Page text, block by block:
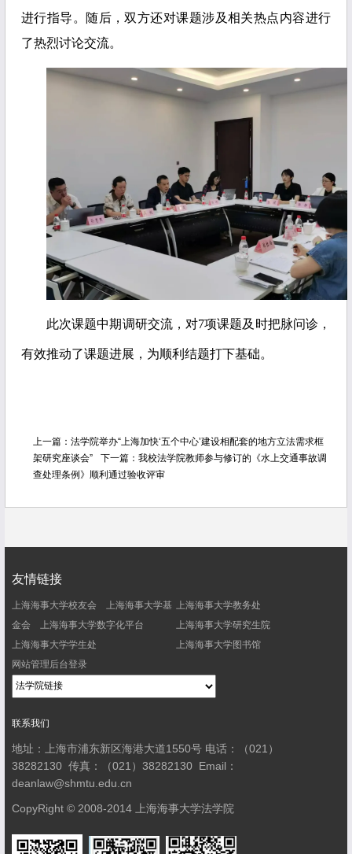
进行指导。随后，双方还对课题涉及相关热点内容进行
了热烈讨论交流。
此次课题中期调研交流，对7项课题及时把脉问诊，
有效推动了课题进展，为顺利结题打下基础。
上一篇： 法学院举办“上海加快‘五个中心’建设相配套的地方立法需求框
架研究座谈会”
下一篇： 我校法学院教师参与修订的《水上交通事故调
查处理条例》顺利通过验收评审
友情链接
上海海事大学校友会
上海海事大学基
金会
上海海事大学数字化平台
上海海事大学教务处
上海海事大学研究生院
上海海事大学学生处
上海海事大学图书馆
网站管理后台登录
联系我们
地址：上海市浦东新区海港大道1550号 电话：（021）
38282130 传真：（021）38282130 Email：
deanlaw@shmtu.edu.cn
CopyRight © 2008-2014 上海海事大学法学院